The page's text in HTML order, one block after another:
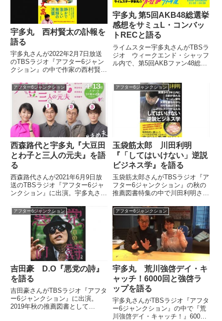
宇多丸 西村賢太の訃報を
語る
宇多丸さんが2022年2月7日放送
のTBSラジオ『アフター6ジャン
クション』の中で作家の西村賢太
との思い出を話していました。
宇多丸 第5回AKB48総選挙
感想をサミュL・コンバッ
トRECと語る
ライムスター宇多丸さんがTBSラ
ジオ ウィークエンド・シャッフ
ル内で、第5回AKBファン48総選
話をつないで感想を語り合ってい
ました。（宇多丸）いや、知らな
いですよ。僕はずっとね、...
アフター6ジャンクション
西森路代と宇多丸『大豆田
とわ子と三人の元夫』を語
る
西森路代さんが2021年6月9日放
送のTBSラジオ『アフター6ジャ
ンクション』に出演。宇多丸さん
元夫』について話していました。
アフター6ジャンクション
玉袋筋太郎 川田利明
『「してはいけない」逆説
ビジネス学』を語る
玉袋筋太郎さんがTBSラジオ『ア
フター6ジャンクション』の秋の
推薦図書特集の中で川田利明さん
が潰れるラーメン屋を失敗を重ね
ながら10年も続けてきたプロレ
スラーが伝える「してはいけな
い」逆説ビジネス学』を紹介し
て...
アフター6ジャンクション
吉田豪 D.O『悪党の詩』
を語る
吉田豪さんがTBSラジオ『アフタ
ー6ジャンクション』に出演。
2019年秋の推薦図書として
アフター6ジャンクション
宇多丸 荒川強啓デイ・キ
ャッチ！6000回と強啓ラ
ップを語る
宇多丸さんがTBSラジオ『アフタ
ー6ジャンクション』の中で『荒
川強啓デイ・キャッチ！』6000